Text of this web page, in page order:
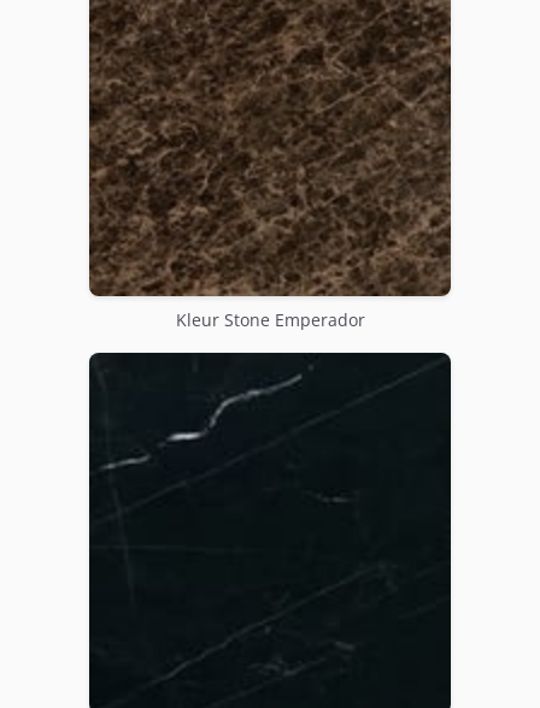
Kleur Stone Emperador